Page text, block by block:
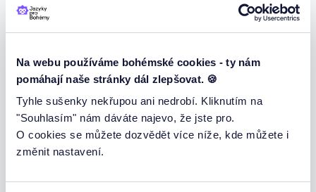
Na webu používáme bohémské cookies - ty nám
pomáhají naše stránky dál zlepšovat. 🍪
Tyhle sušenky nekřupou ani nedrobí. Kliknutím na
"Souhlasím" nám dáváte najevo, že jste pro.
O cookies se můžete dozvědět více níže, kde můžete i
změnit nastavení.
3080Kč / 129Eur
Pro členy spředplatným jenom za
2800Kč / 117Eur